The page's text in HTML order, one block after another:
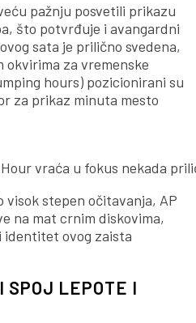
pažnju posvetili prikazu
što potvrđuje i avangardni
sata je prilično svedena,
za vremenske
hours) pozicionirani su
za prikaz minuta mesto
vraća u fokus nekada
visok stepen očitavanja, AP
na mat crnim diskovima,
identitet ovog zaista
SPOJ LEPOTE I